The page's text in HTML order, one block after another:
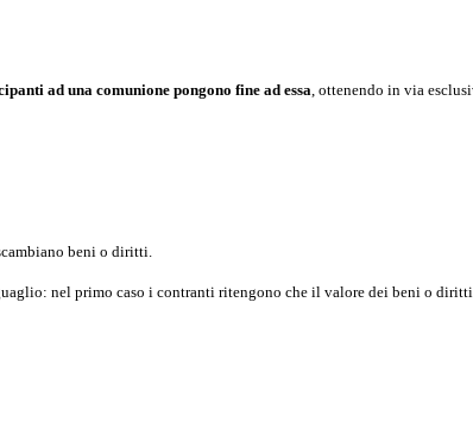
ad una comunione pongono fine ad essa, ottenendo in via
beni o diritti.
nel primo caso i contranti ritengono che il valore dei beni o